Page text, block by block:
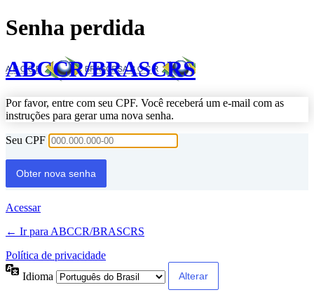
Senha perdida
ABCCR/BRASCRS
Por favor, entre com seu CPF. Você receberá um e-mail com as
instruções para gerar uma nova senha.
Seu CPF
Acessar
← Ir para ABCCR/BRASCRS
Política de privacidade
Idioma